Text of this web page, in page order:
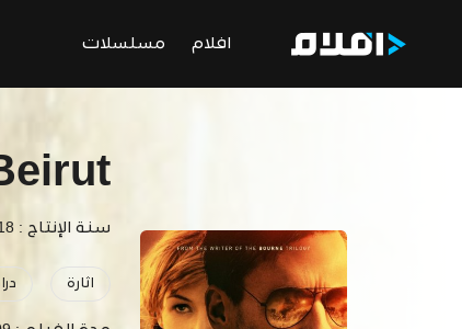
افلام مسلسلات
سنة الإنتاج : 2018
اثارة